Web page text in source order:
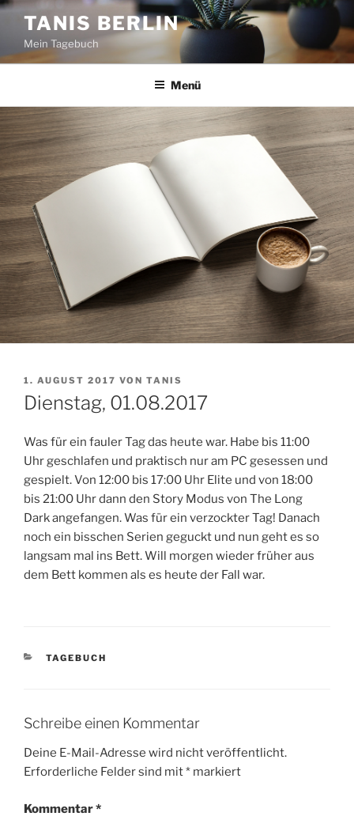
Zum
Inhalt
springen
TANIS BERLIN
Mein Tagebuch
Menü
VERÖFFENTLICHT
AM
1. AUGUST 2017 VON TANIS
Dienstag, 01.08.2017
Was für ein fauler Tag das heute war. Habe bis 11:00
Uhr geschlafen und praktisch nur am PC gesessen und
gespielt. Von 12:00 bis 17:00 Uhr Elite und von 18:00
bis 21:00 Uhr dann den Story Modus von The Long
Dark angefangen. Was für ein verzockter Tag! Danach
noch ein bisschen Serien geguckt und nun geht es so
langsam mal ins Bett. Will morgen wieder früher aus
dem Bett kommen als es heute der Fall war.
KATEGORIEN
TAGEBUCH
Schreibe einen Kommentar
Deine E-Mail-Adresse wird nicht veröffentlicht.
Erforderliche Felder sind mit* markiert
Kommentar*